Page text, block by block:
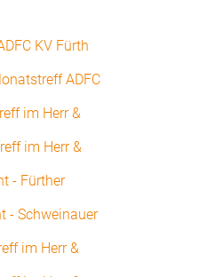
KV Fürth
ADFC
im Herr &
im Herr &
- Fürther
- Schweinauer
im Herr &